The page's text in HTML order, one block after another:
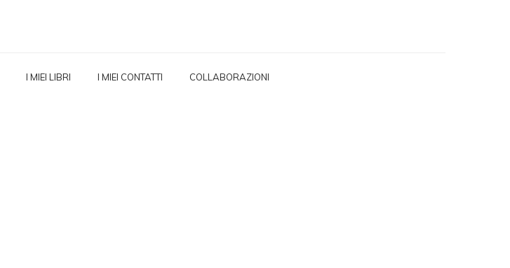
I MIEI LIBRI I MIEI CONTATTI COLLABORAZIONI